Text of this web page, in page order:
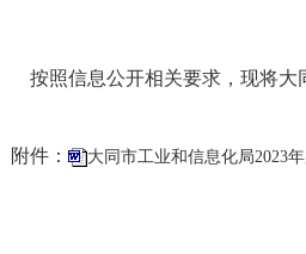
按照信息公开相关要求，现将大
附件： 大同市工业和信息化局2023